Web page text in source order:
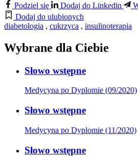
Podziel się
Dodaj do Linkedin
Dodaj do ulubionych
diabetologia , cukrzyca , insulinoterapia
Wybrane dla Ciebie
Słowo wstępne
Medycyna po Dyplomie (09/2020)
Słowo wstępne
Medycyna po Dyplomie (11/2020)
Słowo wstępne